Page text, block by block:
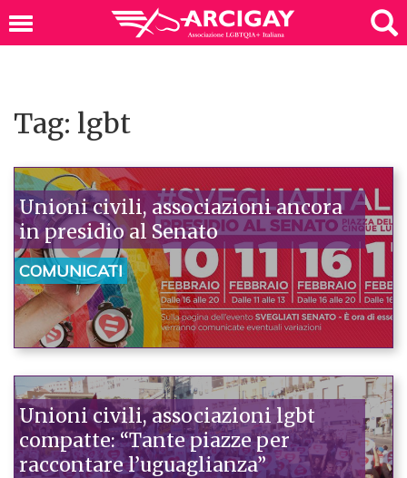
Tag: lgbt
Unioni civili, associazioni ancora
in presidio al Senato
COMUNICATI
Unioni civili, associazioni lgbt
compatte: “Tante piazze per
raccontare l’uguaglianza”